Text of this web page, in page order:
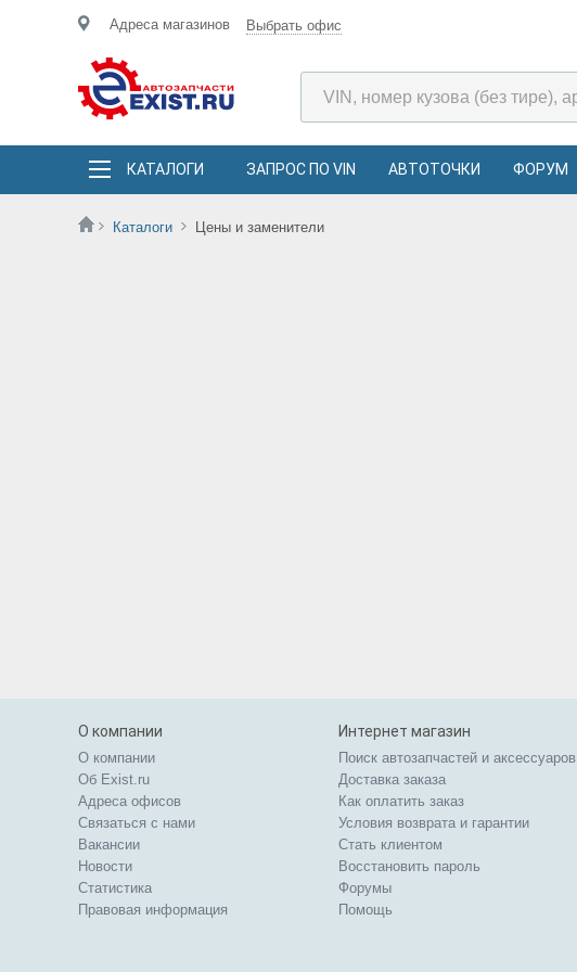
Адреса магазинов Выбрать офис
КАТАЛОГИ ЗАПРОС ПО VIN АВТОТОЧКИ ФОРУМ
Каталоги Цены и заменители
О компании
О компании
Об Exist.ru
Адреса офисов
Связаться с нами
Вакансии
Новости
Статистика
Правовая информация
Интернет магазин
Поиск автозапчастей и аксессуаров
Доставка заказа
Как оплатить заказ
Условия возврата и гарантии
Стать клиентом
Восстановить пароль
Форумы
Помощь